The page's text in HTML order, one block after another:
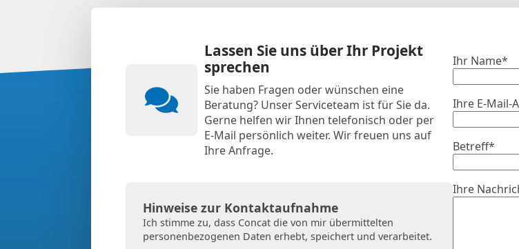
Lassen Sie uns über Ihr Projekt
sprechen
Sie haben Fragen oder wünschen eine
Beratung? Unser Serviceteam ist für Sie da.
Gerne helfen wir Ihnen telefonisch oder per
E-Mail persönlich weiter. Wir freuen uns auf
Ihre Anfrage.
Hinweise zur Kontaktaufnahme
Ich stimme zu, dass Concat die von mir übermittelten
personenbezogenen Daten erhebt, speichert und verarbeitet.
Ihr Name*
Ihre E-Mail-
Betreff*
Ihre